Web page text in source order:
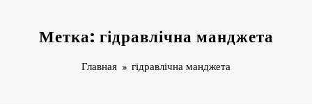
Метка: гідравлічна манджета
Главная гідравлічна манджета